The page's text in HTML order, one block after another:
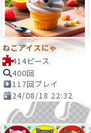
ねこアイスにゃ
414ピース
400回
117回プレイ
24/08/18 22:32